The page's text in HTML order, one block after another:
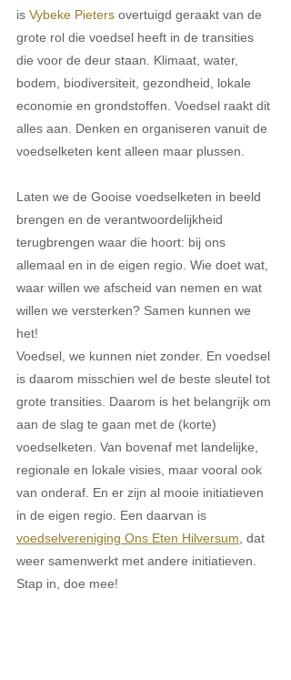
is Vybeke Pieters overtuigd geraakt van de
grote rol die voedsel heeft in de transities
die voor de deur staan. Klimaat, water,
bodem, biodiversiteit, gezondheid, lokale
economie en grondstoffen. Voedsel raakt dit
alles aan. Denken en organiseren vanuit de
voedselketen kent alleen maar plussen.
Laten we de Gooise voedselketen in beeld
brengen en de verantwoordelijkheid
terugbrengen waar die hoort: bij ons
allemaal en in de eigen regio. Wie doet wat,
waar willen we afscheid van nemen en wat
willen we versterken? Samen kunnen we
het!
Voedsel, we kunnen niet zonder. En voedsel
is daarom misschien wel de beste sleutel tot
grote transities. Daarom is het belangrijk om
aan de slag te gaan met de (korte)
voedselketen. Van bovenaf met landelijke,
regionale en lokale visies, maar vooral ook
van onderaf. En er zijn al mooie initiatieven
in de eigen regio. Een daarvan is
voedselvereniging Ons Eten Hilversum , dat
weer samenwerkt met andere initiatieven.
Stap in, doe mee!